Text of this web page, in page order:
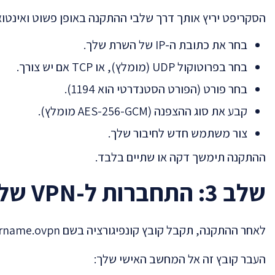
הסקריפט יריץ אותך דרך שלבי ההתקנה באופן פשוט
בחר את כתובת ה-IP של השרת שלך.
בחר בפרוטוקול UDP (מומלץ), או TCP אם יש צורך.
בחר פורט (הפורט הסטנדרטי הוא 1194).
קבע את סוג ההצפנה (AES-256-GCM מומלץ).
צור משתמש חדש לחיבור שלך.
ההתקנה תימשך דקה או שתיים בלבד.
שלב 3: התחברות ל-VPN שלך
לאחר ההתקנה, תקבל קובץ קונפיגורציה בשם
העבר קובץ זה אל המחשב האישי שלך: